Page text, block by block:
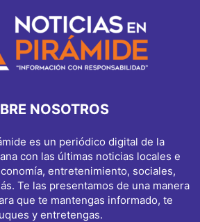
NOSOTROS
es un periódico digital de la
con las últimas noticias locales e
entretenimiento, sociales,
Te las presentamos de una manera
que te mantengas informado, te
y entretengas.